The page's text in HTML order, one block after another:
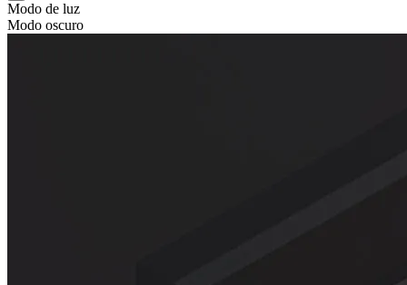
Modo de luz
Modo oscuro